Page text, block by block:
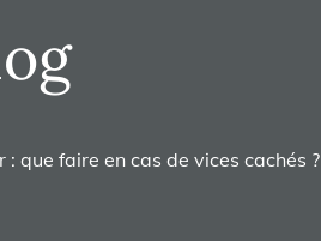
: que faire en cas de vices cachés ?